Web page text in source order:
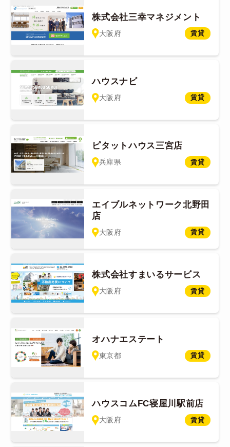
株式会社三幸マネジメント
大阪府 賃貸
ハウスナビ
大阪府 賃貸
ピタットハウス三宮店
兵庫県 賃貸
エイブルネットワーク北野田
店
大阪府 賃貸
株式会社すまいるサービス
大阪府 賃貸
オハナエステート
東京都 賃貸
ハウスコムFC寝屋川駅前店
大阪府 賃貸